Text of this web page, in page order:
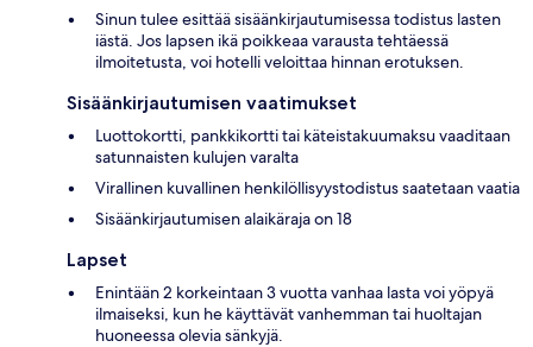
Sinun tulee esittää sisäänkirjautumisessa todistus lasten
iästä. Jos lapsen ikä poikkeaa varausta tehtäessä
ilmoitetusta, voi hotelli veloittaa hinnan erotuksen.
Sisäänkirjautumisen vaatimukset
Luottokortti, pankkikortti tai käteistakuumaksu vaaditaan
satunnaisten kulujen varalta
Virallinen kuvallinen henkilöllisyystodistus saatetaan vaatia
Sisäänkirjautumisen alaikäraja on 18
Lapset
Enintään 2 korkeintaan 3 vuotta vanhaa lasta voi yöpyä
ilmaiseksi, kun he käyttävät vanhemman tai huoltajan
huoneessa olevia sänkyjä.